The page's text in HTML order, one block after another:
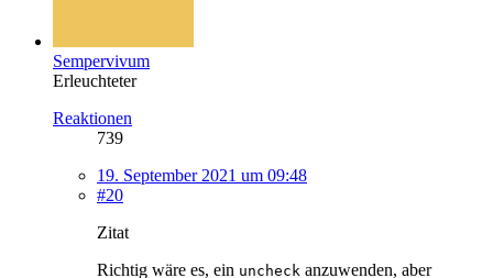
Sempervivum
Erleuchteter
Reaktionen
739
19. September 2021 um 09:48
#20
Zitat
Richtig wäre es, ein uncheck anzuwenden, aber